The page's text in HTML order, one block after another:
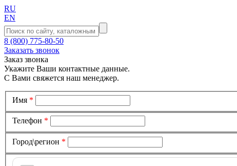
RU
EN
8 (800) 775-80-50
Заказать звонок
Заказ звонка
Укажите Ваши контактные данные.
С Вами свяжется наш менеджер.
Имя *
Телефон *
Город\регион *